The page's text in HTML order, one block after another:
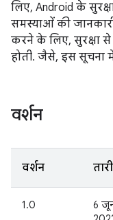
लिए, Android के
समस्याओं की
करने के लिए, सुरक्षा
होती. जैसे, इस सूचना
वर्शन
वर्शन
1.0
6